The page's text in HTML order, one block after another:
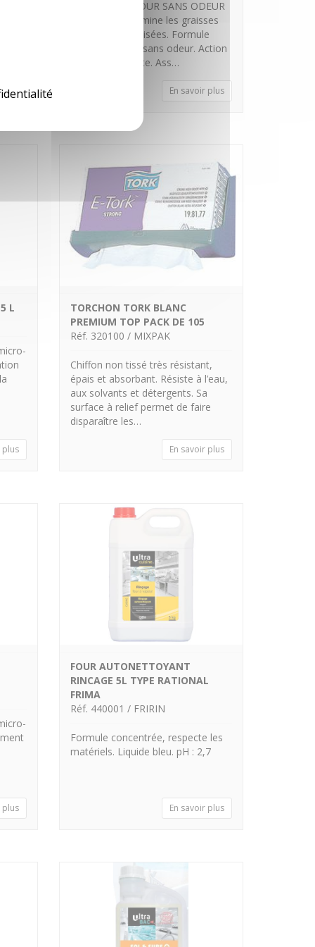
plus
NETTOYANT FOUR SANS ODEUR
Dégraisse et élimine les graisses
cuites et carbonisées. Formule
prête à l’emploi sans odeur. Action
alcaline puissante. Ass…
En savoir plus
L
plus
TORCHON TORK BLANC
PREMIUM TOP PACK DE 105
Réf. 320100 / MIXPAK
Chiffon non tissé très résistant,
épais et absorbant. Résiste à l’eau,
aux solvants et détergents. Sa
surface à relief permet de faire
disparaître les…
En savoir plus
plus
FOUR AUTONETTOYANT
RINCAGE 5L TYPE RATIONAL
FRIMA
Réf. 440001 / FRIRIN
Formule concentrée, respecte les
matériels. Liquide bleu. pH : 2,7
En savoir plus